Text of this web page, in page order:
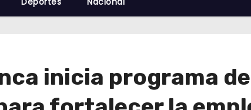
inicia programa